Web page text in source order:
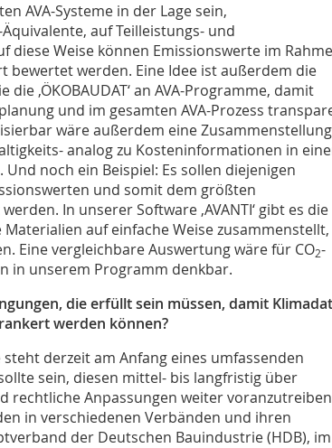
AVA-Systeme in der Lage sein,
Äquivalente, auf Teilleistungs- und
diese Weise können Emissionswerte im
bewertet werden. Eine Idee ist außerdem die
‚ÖKOBAUDAT‘ an AVA-Programme, damit
und im gesamten AVA-Prozess
wäre außerdem eine Zusammenstellung
analog zu Kosteninformationen in
noch ein Beispiel: Es sollen diejenigen
und somit dem größten
In unserer Software ‚AVANTI‘ gibt es die
Materialien auf einfache Weise
Eine vergleichbare Auswertung wäre für CO2-
in unserem Programm denkbar.
die erfüllt sein müssen, damit
werden können?
derzeit am Anfang eines umfassenden
sein, diesen mittel- bis langfristig über
rechtliche Anpassungen weiter
in verschiedenen Verbänden und ihren
der Deutschen Bauindustrie (HDB), im